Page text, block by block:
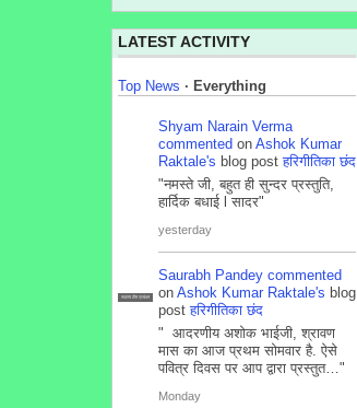
LATEST ACTIVITY
Top News · Everything
Shyam Narain Verma
commented on Ashok Kumar
Raktale's blog postहरिगीतिका छंद
"नमस्ते जी, बहुत ही सुन्दर प्रस्तुति,
हार्दिक बधाई l सादर"
yesterday
सदस्य टीम प्रबंधन
Saurabh Pandey commented
on Ashok Kumar Raktale's blog
postहरिगीतिका छंद
" आदरणीय अशोक भाईजी, श्रावण
मास का आज प्रथम सोमवार है. ऐसे
पवित्र दिवस पर आप द्वारा प्रस्तुत…"
Monday